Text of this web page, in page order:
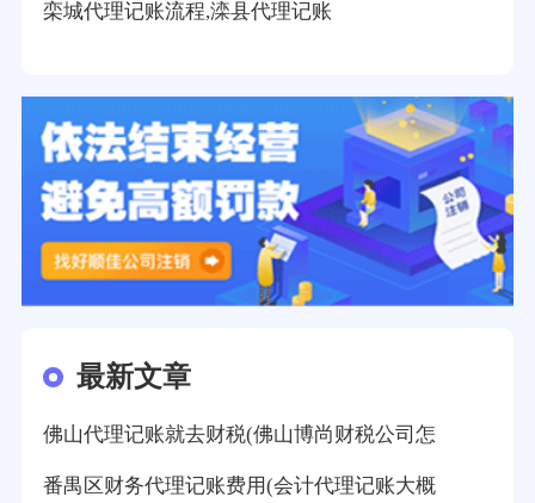
栾城代理记账流程,滦县代理记账
最新文章
佛山代理记账就去财税(佛山博尚财税公司怎
番禺区财务代理记账费用(会计代理记账大概